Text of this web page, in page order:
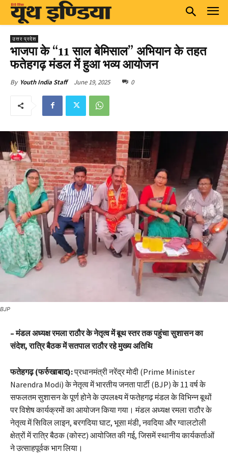
उत्तर प्रदेश
भाजपा के “11 साल बेमिसाल” अभियान के तहत
फतेहगढ़ मंडल में हुआ भव्य आयोजन
By Youth India Staff June 19, 2025 0
BJP
– मंडल अध्यक्ष रमला राठौर के नेतृत्व में बूथ स्तर तक पहुंचा सुशासन का
संदेश, रात्रि बैठक में सतपाल राठौर रहे मुख्य अतिथि
फतेहगढ़ (फर्रुखाबाद):प्रधानमंत्री नरेंद्र मोदी (Prime Minister
Narendra Modi) के नेतृत्व में भारतीय जनता पार्टी (BJP) के 11 वर्ष के
सफलतम सुशासन के पूर्ण होने के उपलक्ष्य में फतेहगढ़ मंडल के विभिन्न बूथों
पर विशेष कार्यक्रमों का आयोजन किया गया। मंडल अध्यक्ष रमला राठौर के
नेतृत्व में सिविल लाइन, बरगदिया घाट, भूसा मंडी, नवदिया और ग्वालटोली
क्षेत्रों में रात्रि बैठक (कोस्ट) आयोजित की गई, जिसमें स्थानीय कार्यकर्ताओं
ने उत्साहपूर्वक भाग लिया।